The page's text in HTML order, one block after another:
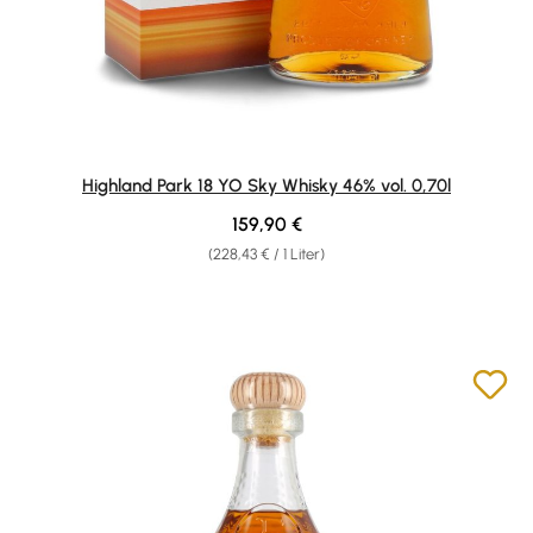
Highland Park 18 YO Sky Whisky 46% vol. 0,70l
(228,43 € / 1 Liter)
Regulärer Preis:
159,90 €